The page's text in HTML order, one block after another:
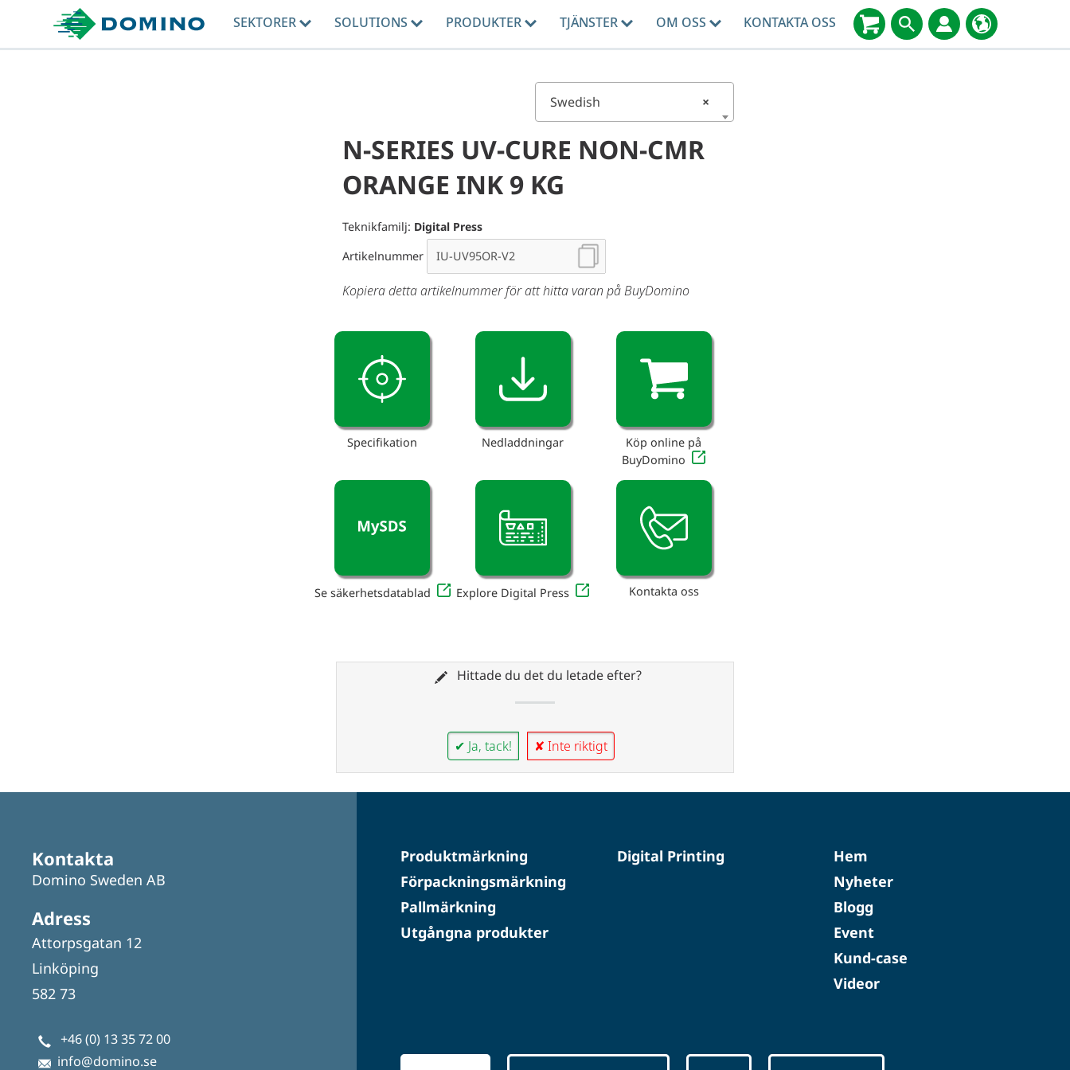
SEKTORER SOLUTIONS PRODUKTER TJÄNSTER OM OSS KONTAKTA OSS
×
Swedish
N-SERIES UV-CURE NON-CMR
ORANGE INK 9 KG
Teknikfamilj: Digital Press
Artikelnummer
Kopiera detta artikelnummer för att hitta varan på BuyDomino
Specifikation Nedladdningar
Köp online på
BuyDomino
Se säkerhetsdatablad Explore Digital Press Kontakta oss
Hittade du det du letade efter?
✔ Ja, tack! ✘ Inte riktigt
Kontakta
Domino Sweden AB
Adress
Attorpsgatan 12
Linköping
582 73
+46 (0) 13 35 72 00
info@domino.se
Produktmärkning
Förpackningsmärkning
Pallmärkning
Utgångna produkter
Digital Printing
Hem
Nyheter
Blogg
Event
Kund-case
Videor